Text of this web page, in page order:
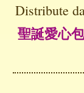
Distribute
聖誕愛心